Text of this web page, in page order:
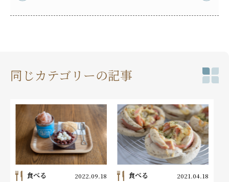
同じカテゴリーの記事
食べる 2022.09.18 食べる 2021.04.18